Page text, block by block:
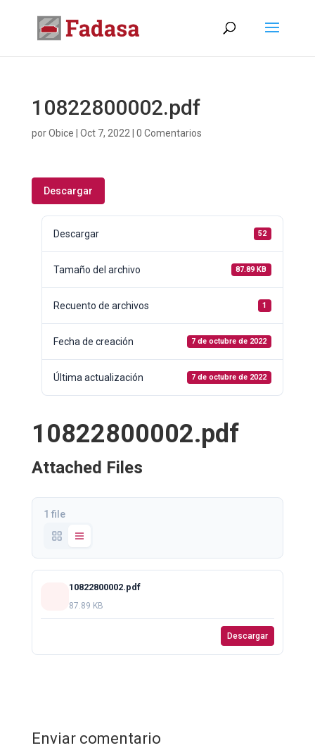
10822800002.pdf
porObice Oct 7, 2022 0 Comentarios
Descargar
Descargar 52
Tamaño del archivo 87.89 KB
Recuento de archivos 1
Fecha de creación 7 de octubre de 2022
Última actualización 7 de octubre de 2022
10822800002.pdf
Attached Files
1 file
10822800002.pdf
87.89 KB
Descargar
Enviar comentario